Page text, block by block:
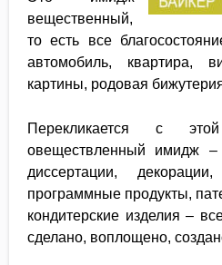
вещественный,
то есть все
автомобиль, квартира,
картины, родовая
Перекликается с
овеществленный имидж –
диссертации,
программные продукты,
кондитерские изделия –
сделано, воплощено,